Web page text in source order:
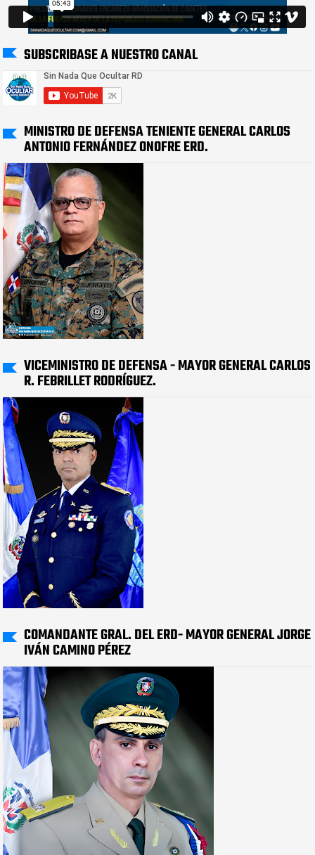
SUBSCRIBASE A NUESTRO CANAL
MINISTRO DE DEFENSA TENIENTE GENERAL CARLOS
ANTONIO FERNÁNDEZ ONOFRE ERD.
VICEMINISTRO DE DEFENSA - MAYOR GENERAL CARLOS
R. FEBRILLET RODRÍGUEZ.
COMANDANTE GRAL. DEL ERD- MAYOR GENERAL JORGE
IVÁN CAMINO PÉREZ